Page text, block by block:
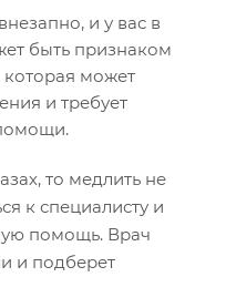
и у вас в
быть признаком
которая может
и требует
то медлить не
к специалисту и
помощь. Врач
и подберет